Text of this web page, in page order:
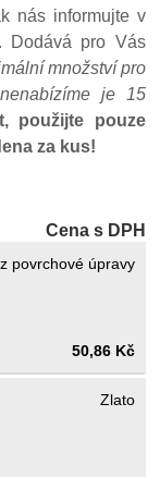
nás informujte v
Dodává pro Vás
množství pro
je 15
použijte pouze
za kus!
Cena s DPH
povrchové úpravy
50,86 Kč
Zlato